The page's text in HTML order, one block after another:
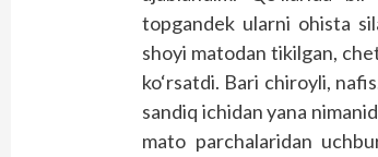
topgandek ularni ohista
shoyi matodan tikilgan,
ko‘rsatdi. Bari chiroyli,
sandiq ichidan yana
mato parchalaridan